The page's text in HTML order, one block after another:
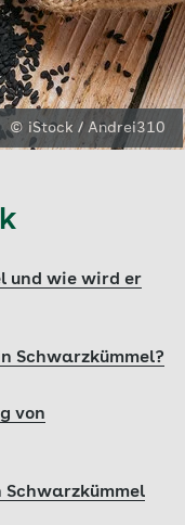
© iStock / Andrei310
und wie wird er
Schwarzkümmel?
von
Schwarzkümmel